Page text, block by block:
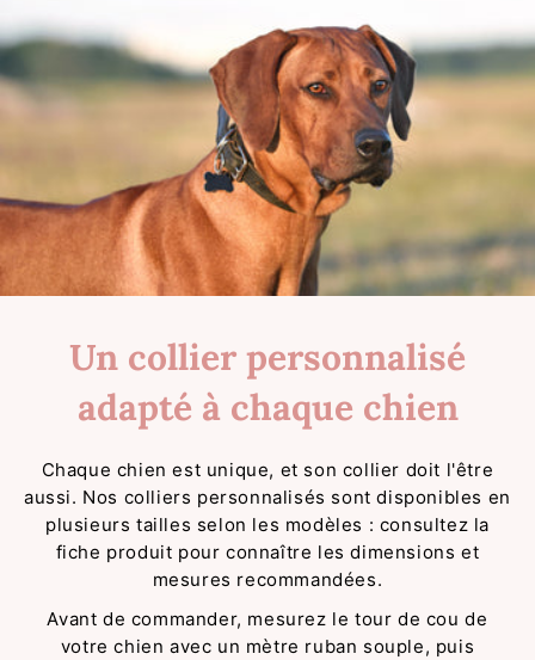
Un collier personnalisé
adapté à chaque chien
Chaque chien est unique, et son collier doit l'être
aussi. Nos colliers personnalisés sont disponibles en
plusieurs tailles selon les modèles : consultez la
fiche produit pour connaître les dimensions et
mesures recommandées.
Avant de commander, mesurez le tour de cou de
votre chien avec un mètre ruban souple, puis